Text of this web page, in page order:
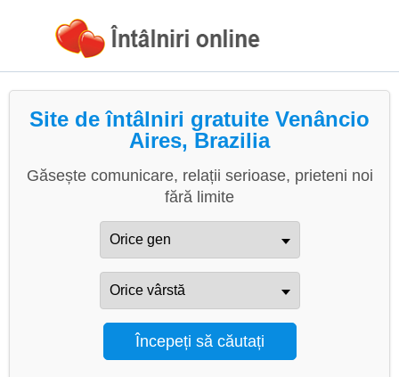
Site de întâlniri gratuite Venâncio
Aires, Brazilia
Găsește comunicare, relații serioase, prieteni noi
fără limite